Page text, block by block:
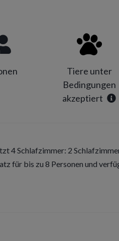
Tiere unter
Bedingungen
akzeptiert
4 Schlafzimmer: 2
für bis zu 8 Personen und